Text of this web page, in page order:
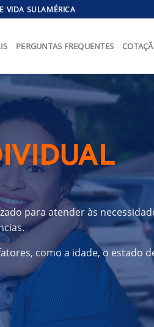
VIDA SULAMÉRICA
PERGUNTAS FREQUENTES
para atender às
como a idade, o estado